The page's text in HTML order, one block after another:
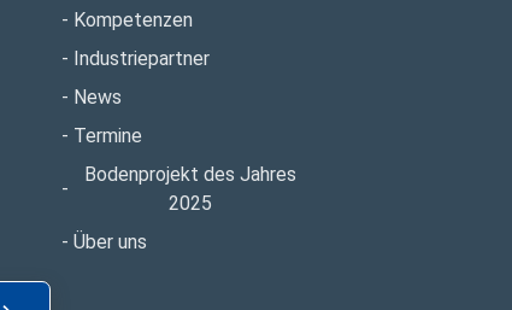
Kompetenzen
Industriepartner
News
Termine
Bodenprojekt des Jahres
2025
Über uns